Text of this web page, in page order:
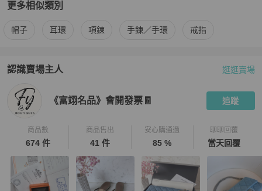
更多相似類別
更多Chanel 女士配件 相似商品推薦
帽子 耳環 項鍊 手鍊／手環 戒指
認識賣場主人
PopChill 拍拍圈嚴選賣家 介紹
逛逛賣場
《富翊名品》會開發票🧾 追蹤
商品數
674 件
商品售出
41 件
安心購通過
85 %
聊聊回覆
當天回覆